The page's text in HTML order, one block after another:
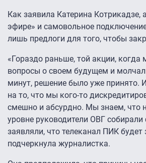
Как заявила Катерина Котрикадзе,
эфире» и самовольное
лишь предлоги для того, чтобы
«Гораздо раньше, той акции, когда
вопросы о своем будущем и
минут, решение было уже принято.
на то, что мы кого-то
смешно и абсурдно. Мы знаем, что
уровне руководители ОВГ собирали
заявляли, что телеканал ПИК будет
подчеркнула журналистка.